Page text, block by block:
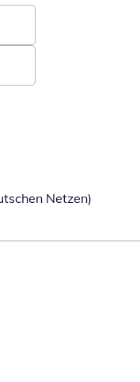
Netzen)